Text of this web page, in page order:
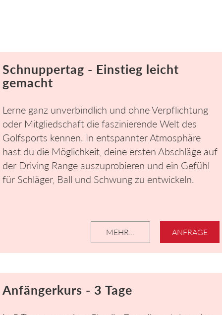
Schnuppertag - Einstieg leicht
gemacht
Lerne ganz unverbindlich und ohne Verpflichtung
oder Mitgliedschaft die faszinierende Welt des
Golfsports kennen. In entspannter Atmosphäre
hast du die Möglichkeit, deine ersten Abschläge auf
der Driving Range auszuprobieren und ein Gefühl
für Schläger, Ball und Schwung zu entwickeln.
ANFRAGE
MEHR...
Anfängerkurs - 3 Tage